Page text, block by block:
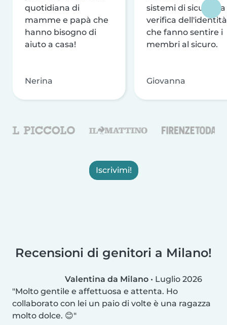
quotidiana di
mamme e papà che
hanno bisogno di
aiuto a casa!
Nerina
sistemi di sicurezza
verifica dell'identità
che fanno sentire i
membri al sicuro.
Giovanna
Iscrivimi!
Recensioni di genitori a Milano!
Valentina da Milano • Luglio 2026
Molto gentile e affettuosa e attenta. Ho
collaborato con lei un paio di volte è una ragazza
molto dolce. 😊